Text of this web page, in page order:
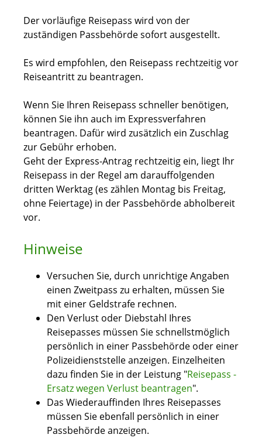
Der vorläufige Reisepass wird von der
zuständigen Passbehörde sofort ausgestellt.
Es wird empfohlen, den Reisepass rechtzeitig vor
Reiseantritt zu beantragen.
Wenn Sie Ihren Reisepass schneller benötigen,
können Sie ihn auch im Expressverfahren
beantragen. Dafür wird zusätzlich ein Zuschlag
zur Gebühr erhoben.
Geht der Express-Antrag rechtzeitig ein, liegt Ihr
Reisepass in der Regel am darauffolgenden
dritten Werktag (es zählen Montag bis Freitag,
ohne Feiertage) in der Passbehörde abholbereit
vor.
Hinweise
Versuchen Sie, durch unrichtige Angaben
einen Zweitpass zu erhalten, müssen Sie
mit einer Geldstrafe rechnen.
Den Verlust oder Diebstahl Ihres
Reisepasses müssen Sie schnellstmöglich
persönlich in einer Passbehörde oder einer
Polizeidienststelle anzeigen. Einzelheiten
dazu finden Sie in der Leistung "Reisepass -
Ersatz wegen Verlust beantragen".
Das Wiederauffinden Ihres Reisepasses
müssen Sie ebenfall persönlich in einer
Passbehörde anzeigen.